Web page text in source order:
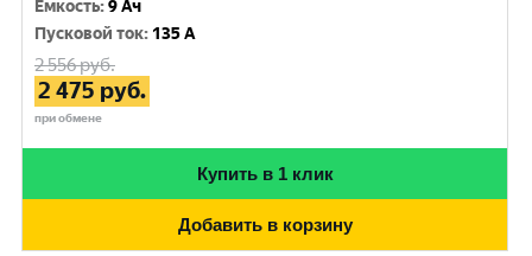
Емкость:9 Ач
Пусковой ток: 135 A
2 556руб.
2 475 руб.
при обмене
Купить в 1 клик
Добавить в корзину